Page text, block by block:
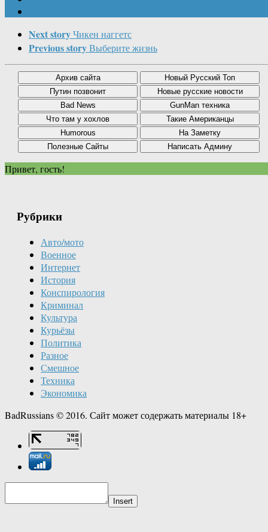
Next storyЧикен наггетс
Previous storyВыберите жизнь
Привет, гость!
Рубрики
Авто/мото
Военное
Интернет
История
Конспирология
Криминал
Культура
Курьёзы
Политика
Разное
Смешное
Техника
Экономика
BadRussians © 2016. Сайт может содержать материалы 18+
Insert